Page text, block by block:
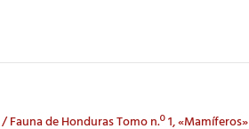
/ Fauna de Honduras Tomo n.º 1, «Mamíferos»